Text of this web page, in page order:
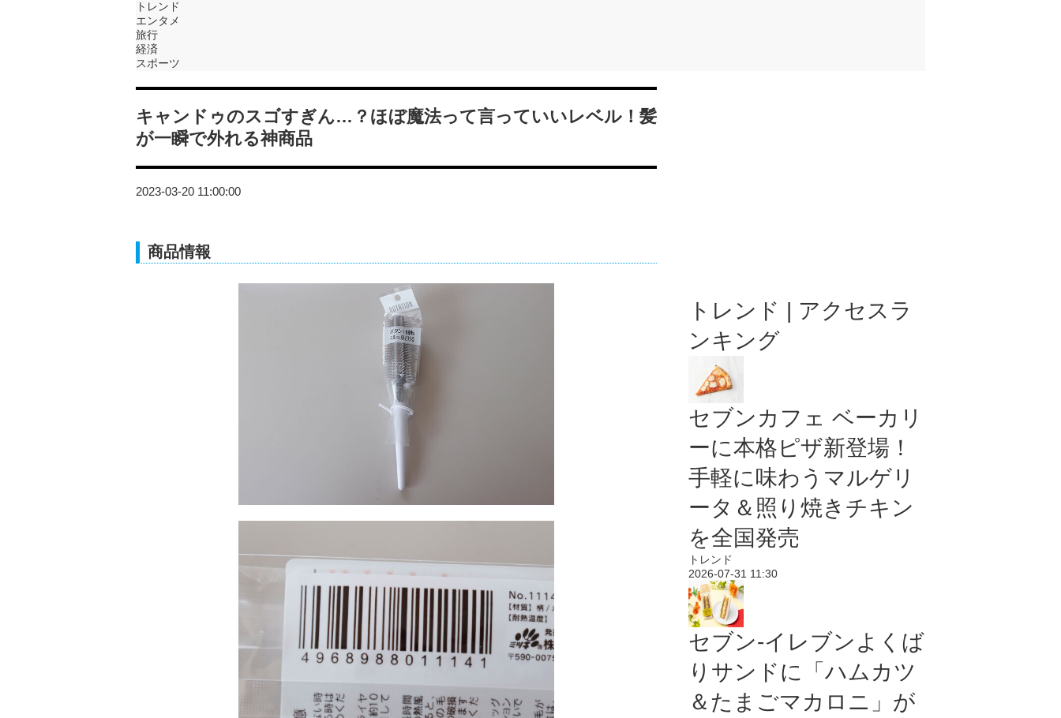
トレンド
エンタメ
旅行
経済
スポーツ
キャンドゥのスゴすぎん…？ほぼ魔法って言っていいレベル！髪
が一瞬で外れる神商品
2023-03-20 11:00:00
商品情報
トレンド | アクセスラ
ンキング
セブンカフェ ベーカリ
ーに本格ピザ新登場！
手軽に味わうマルゲリ
ータ＆照り焼きチキン
を全国発売
トレンド
2026-07-31 11:30
セブン‐イレブンよくば
りサンドに「ハムカツ
＆たまごマカロニ」が